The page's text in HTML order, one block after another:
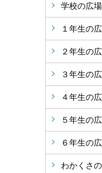
学校の広場
１年生の
２年生の
３年生の
４年生の
５年生の
６年生の
わかくさ